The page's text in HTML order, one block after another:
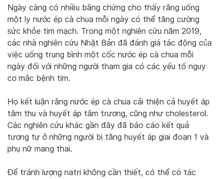
Ngày càng có nhiều bằng chứng cho thấy rằng uống
một ly nước ép cà chua mỗi ngày có thể tăng cường
sức khỏe tim mạch. Trong một nghiên cứu năm 2019,
các nhà nghiên cứu Nhật Bản đã đánh giá tác động của
việc uống trung bình một cốc nước ép cà chua mỗi
ngày đối với những người tham gia có các yếu tố nguy
cơ mắc bệnh tim.
Họ kết luận rằng nước ép cà chua cải thiện cả huyết áp
tâm thu và huyết áp tâm trương, cũng như cholesterol.
Các nghiên cứu khác gần đây đã báo cáo kết quả
tương tự ở những người bị tăng huyết áp giai đoạn 1 và
phụ nữ mang thai.
Để tránh lượng natri không cần thiết, có thể có tác